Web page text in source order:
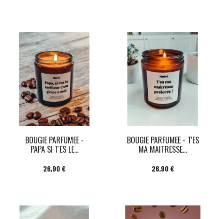
BOUGIE PARFUMEE -
PAPA SI T'ES LE...
Prix
26,90 €
BOUGIE PARFUMEE - T'ES
MA MAITRESSE...
Prix
26,90 €